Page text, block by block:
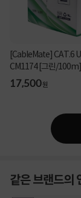
[CableMate] CAT.6
CM1174 [그린/100m]
17,500원
같은 브랜드의